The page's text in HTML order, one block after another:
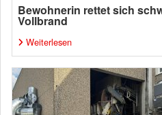
Bewohnerin rettet sich
Vollbrand
Weiterlesen